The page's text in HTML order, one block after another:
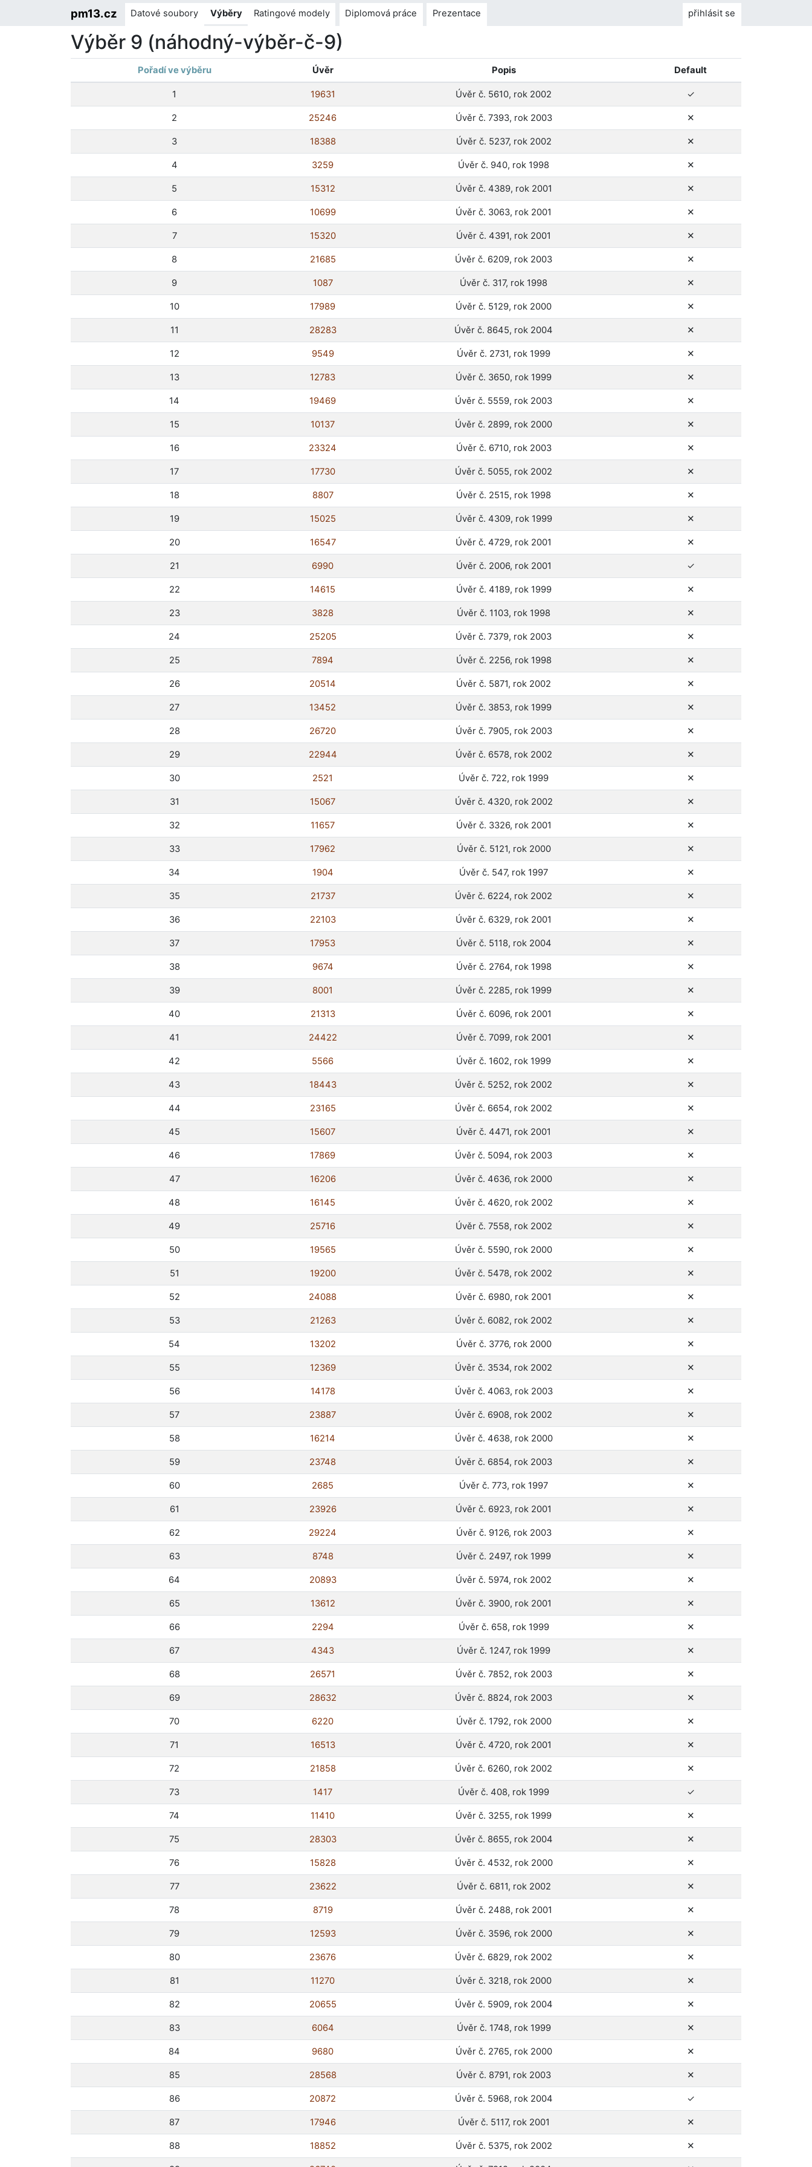
pm13.cz Datové soubory Výběry Ratingové modely Diplomová práce Prezentace přihlásit se
Výběr 9 (náhodný-výběr-č-9)
Pořadí ve výběru Úvěr Popis Default
1 19631 Úvěr č. 5610, rok 2002 ✓ano
2 25246 Úvěr č. 7393, rok 2003 ✕
3 18388 Úvěr č. 5237, rok 2002 ✕
4 3259 Úvěr č. 940, rok 1998 ✕
5 15312 Úvěr č. 4389, rok 2001 ✕
6 10699 Úvěr č. 3063, rok 2001 ✕
7 15320 Úvěr č. 4391, rok 2001 ✕
8 21685 Úvěr č. 6209, rok 2003 ✕
9 1087 Úvěr č. 317, rok 1998 ✕
10 17989 Úvěr č. 5129, rok 2000 ✕
11 28283 Úvěr č. 8645, rok 2004 ✕
12 9549 Úvěr č. 2731, rok 1999 ✕
13 12783 Úvěr č. 3650, rok 1999 ✕
14 19469 Úvěr č. 5559, rok 2003 ✕
15 10137 Úvěr č. 2899, rok 2000 ✕
16 23324 Úvěr č. 6710, rok 2003 ✕
17 17730 Úvěr č. 5055, rok 2002 ✕
18 8807 Úvěr č. 2515, rok 1998 ✕
19 15025 Úvěr č. 4309, rok 1999 ✕
20 16547 Úvěr č. 4729, rok 2001 ✕
21 6990 Úvěr č. 2006, rok 2001 ✓ano
22 14615 Úvěr č. 4189, rok 1999 ✕
23 3828 Úvěr č. 1103, rok 1998 ✕
24 25205 Úvěr č. 7379, rok 2003 ✕
25 7894 Úvěr č. 2256, rok 1998 ✕
26 20514 Úvěr č. 5871, rok 2002 ✕
27 13452 Úvěr č. 3853, rok 1999 ✕
28 26720 Úvěr č. 7905, rok 2003 ✕
29 22944 Úvěr č. 6578, rok 2002 ✕
30 2521 Úvěr č. 722, rok 1999 ✕
31 15067 Úvěr č. 4320, rok 2002 ✕
32 11657 Úvěr č. 3326, rok 2001 ✕
33 17962 Úvěr č. 5121, rok 2000 ✕
34 1904 Úvěr č. 547, rok 1997 ✕
35 21737 Úvěr č. 6224, rok 2002 ✕
36 22103 Úvěr č. 6329, rok 2001 ✕
37 17953 Úvěr č. 5118, rok 2004 ✕
38 9674 Úvěr č. 2764, rok 1998 ✕
39 8001 Úvěr č. 2285, rok 1999 ✕
40 21313 Úvěr č. 6096, rok 2001 ✕
41 24422 Úvěr č. 7099, rok 2001 ✕
42 5566 Úvěr č. 1602, rok 1999 ✕
43 18443 Úvěr č. 5252, rok 2002 ✕
44 23165 Úvěr č. 6654, rok 2002 ✕
45 15607 Úvěr č. 4471, rok 2001 ✕
46 17869 Úvěr č. 5094, rok 2003 ✕
47 16206 Úvěr č. 4636, rok 2000 ✕
48 16145 Úvěr č. 4620, rok 2002 ✕
49 25716 Úvěr č. 7558, rok 2002 ✕
50 19565 Úvěr č. 5590, rok 2000 ✕
51 19200 Úvěr č. 5478, rok 2002 ✕
52 24088 Úvěr č. 6980, rok 2001 ✕
53 21263 Úvěr č. 6082, rok 2002 ✕
54 13202 Úvěr č. 3776, rok 2000 ✕
55 12369 Úvěr č. 3534, rok 2002 ✕
56 14178 Úvěr č. 4063, rok 2003 ✕
57 23887 Úvěr č. 6908, rok 2002 ✕
58 16214 Úvěr č. 4638, rok 2000 ✕
59 23748 Úvěr č. 6854, rok 2003 ✕
60 2685 Úvěr č. 773, rok 1997 ✕
61 23926 Úvěr č. 6923, rok 2001 ✕
62 29224 Úvěr č. 9126, rok 2003 ✕
63 8748 Úvěr č. 2497, rok 1999 ✕
64 20893 Úvěr č. 5974, rok 2002 ✕
65 13612 Úvěr č. 3900, rok 2001 ✕
66 2294 Úvěr č. 658, rok 1999 ✕
67 4343 Úvěr č. 1247, rok 1999 ✕
68 26571 Úvěr č. 7852, rok 2003 ✕
69 28632 Úvěr č. 8824, rok 2003 ✕
70 6220 Úvěr č. 1792, rok 2000 ✕
71 16513 Úvěr č. 4720, rok 2001 ✕
72 21858 Úvěr č. 6260, rok 2002 ✕
73 1417 Úvěr č. 408, rok 1999 ✓ano
74 11410 Úvěr č. 3255, rok 1999 ✕
75 28303 Úvěr č. 8655, rok 2004 ✕
76 15828 Úvěr č. 4532, rok 2000 ✕
77 23622 Úvěr č. 6811, rok 2002 ✕
78 8719 Úvěr č. 2488, rok 2001 ✕
79 12593 Úvěr č. 3596, rok 2000 ✕
80 23676 Úvěr č. 6829, rok 2002 ✕
81 11270 Úvěr č. 3218, rok 2000 ✕
82 20655 Úvěr č. 5909, rok 2004 ✕
83 6064 Úvěr č. 1748, rok 1999 ✕
84 9680 Úvěr č. 2765, rok 2000 ✕
85 28568 Úvěr č. 8791, rok 2003 ✕
86 20872 Úvěr č. 5968, rok 2004 ✓ano
87 17946 Úvěr č. 5117, rok 2001 ✕
88 18852 Úvěr č. 5375, rok 2002 ✕